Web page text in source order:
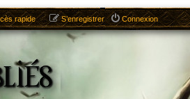
rapide Connexion
S’enregistrer